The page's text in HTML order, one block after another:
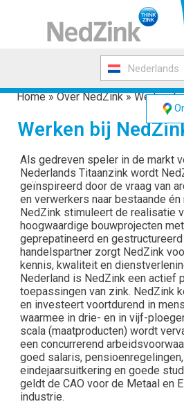
Nederlands
Home»Over NedZink»Werken
Werken bij
Als gedreven speler in de markt
Nederlands Titaanzink wordt
geïnspireerd door de vraag van
en verwerkers naar bestaande
NedZink stimuleert de realisatie
hoogwaardige bouwprojecten
geprepatineerd en
handelspartner zorgt NedZink
kennis, kwaliteit en
Nederland is NedZink een actief
toepassingen van zink. NedZink
en investeert voortdurend in
waarmee in drie- en in vijf-
scala (maatproducten) wordt
een concurrerend
goed salaris,
eindejaarsuitkering en goede
geldt de CAO voor de Metaal en
industrie.